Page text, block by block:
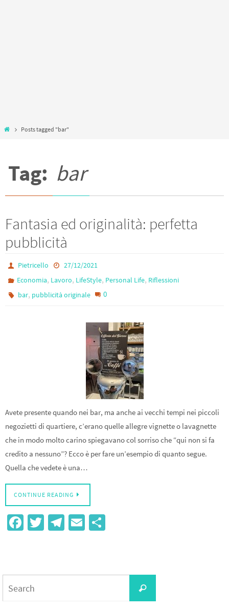
HomePosts tagged "bar"
Tag: bar
Fantasia ed originalità: perfetta
pubblicità
Pietricello
27/12/2021
Economia, Lavoro, LifeStyle, Personal Life, Riflessioni
bar, pubblicità originale 0
Avete presente quando nei bar, ma anche ai vecchi tempi nei piccoli
negozietti di quartiere, c’erano quelle allegre vignette o lavagnette
che in modo molto carino spiegavano col sorriso che “qui non si fa
credito a nessuno”? Ecco è per fare un’esempio di quanto segue.
Quella che vedete è una…
CONTINUE READING
Fa
o
o
T
er
Te
a
E
e
Search